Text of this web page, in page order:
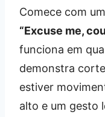
Comece com
“Excuse me,
funciona em
demonstra
estiver
alto e um gesto